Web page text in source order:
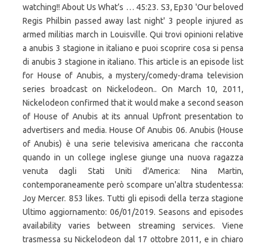
watching!! About Us What’s … 45:23. S3, Ep30 'Our beloved
Regis Philbin passed away last night' 3 people injured as
armed militias march in Louisville. Qui trovi opinioni relative
a anubis 3 stagione in italiano e puoi scoprire cosa si pensa
di anubis 3 stagione in italiano. This article is an episode list
for House of Anubis, a mystery/comedy-drama television
series broadcast on Nickelodeon.. On March 10, 2011,
Nickelodeon confirmed that it would make a second season
of House of Anubis at its annual Upfront presentation to
advertisers and media. House Of Anubis 06. Anubis (House
of Anubis) è una serie televisiva americana che racconta
quando in un college inglese giunge una nuova ragazza
venuta dagli Stati Uniti d'America: Nina Martin,
contemporaneamente però scompare un'altra studentessa:
Joy Mercer. 853 likes. Tutti gli episodi della terza stagione
Ultimo aggiornamento: 06/01/2019. Seasons and episodes
availability varies between streaming services. Viene
trasmessa su Nickelodeon dal 17 ottobre 2011, e in chiaro